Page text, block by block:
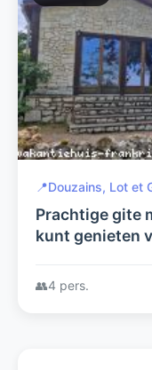
📍Douzains, Lot et
Prachtige gite
kunt genieten
👥4 pers.